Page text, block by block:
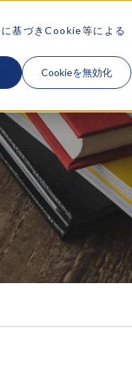
に基づきCookie等による
Cookieを無効化
058-